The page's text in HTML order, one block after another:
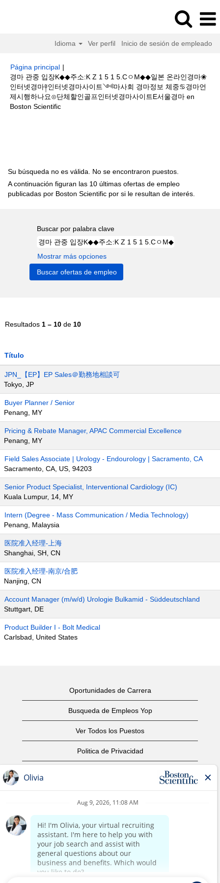
Idioma Ver perfil Inicio de sesión de empleado
Página principal |
경마 관중 입장K◆◆주소:K Z 1 5 1 5.CㅇM◆◆일본 온라인경마❀
인터넷경마༈인터넷경마사이트༺마사회 경마정보 체중♋경마언
제시행하나요⊙단체할인골프인터넷경마사이트E서울경마 en
Boston Scientific(página
Su búsqueda no es válida. No se encontraron puestos.
A continuación figuran las 10 últimas ofertas de empleo
publicadas por Boston Scientific por si le resultan de interés.
Buscar por palabra clave
Mostrar más opciones
Resultados 1 – 10 de 10
Título
JPN_【EP】EP Sales＠勤務地相談可
Tokyo, JP
Buyer Planner / Senior
Penang, MY
Pricing & Rebate Manager, APAC Commercial Excellence
Penang, MY
Field Sales Associate | Urology - Endourology | Sacramento, CA
Sacramento, CA, US, 94203
Senior Product Specialist, Interventional Cardiology (IC)
Kuala Lumpur, 14, MY
Intern (Degree - Mass Communication / Media Technology)
Penang, Malaysia
医院准入经理-上海
Shanghai, SH, CN
医院准入经理-南京/合肥
Nanjing, CN
Account Manager (m/w/d) Urologie Bulkamid - Süddeutschland
Stuttgart, DE
Product Builder I - Bolt Medical
Carlsbad, United States
Oportunidades de Carrera
Busqueda de Empleos Yop
Ver Todos los Puestos
Politica de Privacidad
Aviso de Derechos de Autor
Oficinas Centrales